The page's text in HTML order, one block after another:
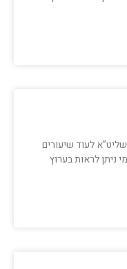
לעוד שיעורים
ניתן לראות בערוץ